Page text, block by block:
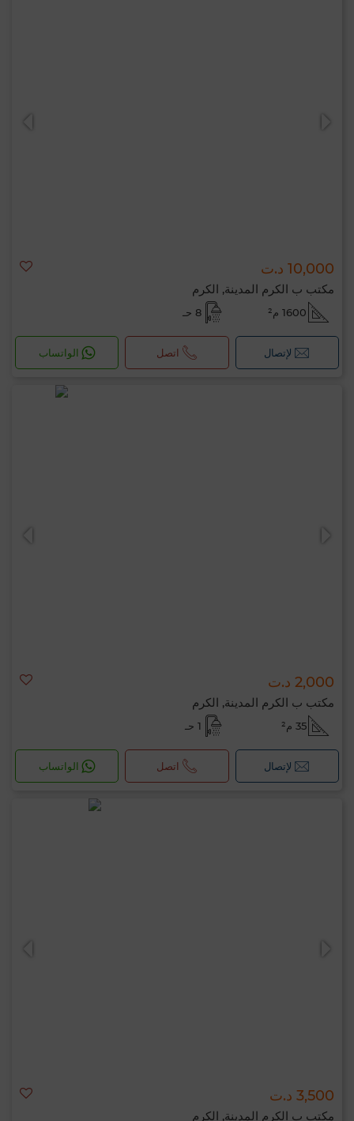
10,000 د.ت
مكتب ب الكرم المدينة, الكرم
1600 م² 8 حـ
لإتصال اتصل الواتساب
2,000 د.ت
مكتب ب الكرم المدينة, الكرم
35 م² 1 حـ
لإتصال اتصل الواتساب
3,500 د.ت
مكتب ب الكرم المدينة, الكرم